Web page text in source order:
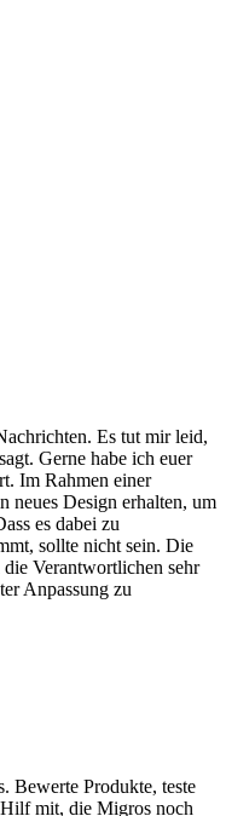
Es tut mir leid,
Gerne habe ich euer
Im Rahmen einer
neues Design erhalten, um
es dabei zu
sollte nicht sein. Die
die Verantwortlichen sehr
Anpassung zu
Bewerte Produkte, teste
mit, die Migros noch